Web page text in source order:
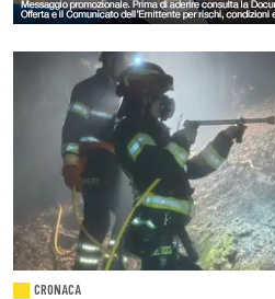
CRONACA